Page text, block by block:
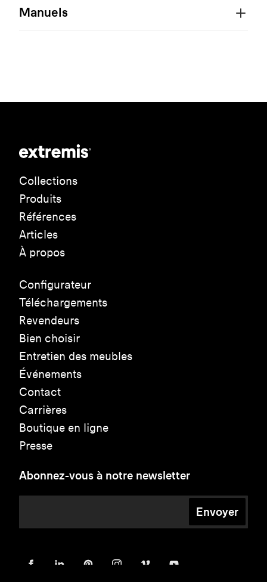
Manuels
Collections
Produits
Références
Articles
À propos
Configurateur
Téléchargements
Revendeurs
Bien choisir
Entretien des meubles
Événements
Contact
Carrières
Boutique en ligne
Presse
Abonnez-vous à notre newsletter
Envoyer